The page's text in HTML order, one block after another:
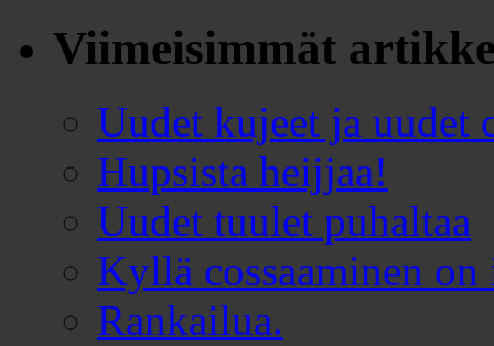
Viimeisimmät
Uudet kujeet ja uudet
Hupsista heijjaa!
Uudet tuulet puhaltaa
Kyllä cossaaminen on
Rankailua.